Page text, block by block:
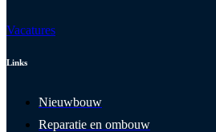
Vacatures
Links
Nieuwbouw
Reparatie en ombouw